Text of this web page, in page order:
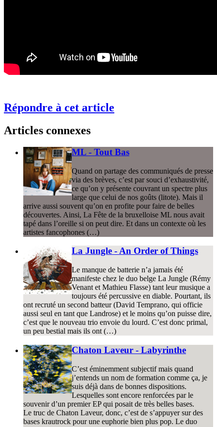
Répondre à cet article
Articles connexes
ML - Tout Bas
Quand on partage des communiqués de presse
via des brèves, c’est par souci d’exhaustivité,
ce qu’on y présente couvrant un spectre plus
large que celui de nos goûts (litote). Mais il
arrive aussi souvent qu’on en profite pour faire de belles
découvertes. Ainsi, La Fête de la bruxelloise ML nous avait
tapé dans l’oreille si on peut dire. Et dans un contexte où les
artistes fancophones (…)
La Jungle - An Order of Things
Le manque de batterie n’a jamais été
manifeste chez le duo belge La Jungle (Rémy
Venant et Mathieu Flasse) tant leur musique a
toujours été percussive en diable. Pourtant, ils
ont recruté un second batteur (David Temprano, qui officie
aussi seul en tant que Landrose) et le moins qu’on puisse dire,
c’est que le nouveau trio envoie du lourd. C’est donc primal,
un peu bestial mais ils ont (…)
Chaton Laveur - Labyrinthe
C’est éminemment subjectif mais quand
j’entends un nom de formation comme ça, je
suis déjà dans de bonnes dispositions.
Lesquelles sont encore renforcées par le
souvenir d’un premier EP qui posait de très belles bases.
Le truc de Chaton Laveur, donc, c’est de s’appuyer sur des
bases krautrock pour une euphorie bien plus pop. Le duo